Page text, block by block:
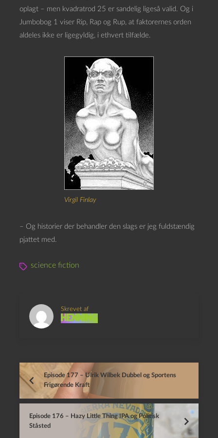
oplagt – men kvadratrod 25 er sandelig ligeså valid. Og i
Jumbobog 1 viser Rip, Rap og Rup, at faktorernes orden
aldeles ikke er ligegyldig, i ethvert tilfælde.
Virgil Finlay
– Og historier der behandler den slags er jeg fuldstændig
pjattet med.
science fiction
Skrevet af
Henning
Episode 177 – Ulrik Wilbek Dubbel og Sportens
Frigørende Kraft
Episode 176 – Hazy Little Thing IPA og Politisk
Ståsted